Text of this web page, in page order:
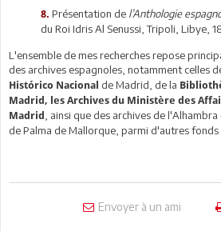
8. Présentation de l’Anthologie
du Roi Idris Al Senussi, Tripoli, Libye,
L'ensemble de mes recherches repose
des archives espagnoles, notamment celles
Histórico Nacional de Madrid, de la
Madrid, les Archives du Ministère des
Madrid
, ainsi que des archives de
de Palma de Mallorque, parmi d'autres
Envoyer à un ami